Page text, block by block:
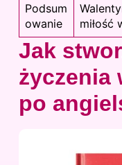
Podsum
owanie
miłość
Jak
życzenia
po